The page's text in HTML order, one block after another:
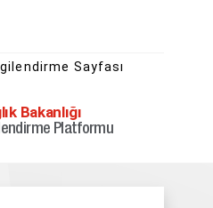
Bakanlığı
Platformu
Uzman Videoları